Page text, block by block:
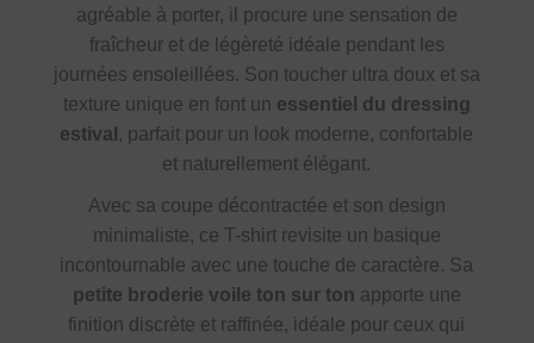
agréable à porter, il procure une sensation de
fraîcheur et de légèreté idéale pendant les
journées ensoleillées. Son toucher ultra doux et sa
texture unique en font un essentiel du dressing
estival , parfait pour un look moderne, confortable
et naturellement élégant.
Avec sa coupe décontractée et son design
minimaliste, ce T-shirt revisite un basique
incontournable avec une touche de caractère. Sa
petite broderie voile ton sur ton apporte une
finition discrète et raffinée, idéale pour ceux qui